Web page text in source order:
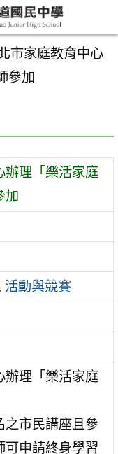
市家庭教育中心
參加
辦理「樂活家庭
加
, 活動與競賽
辦理「樂活家庭
之市民講座且參
可申請終身學習